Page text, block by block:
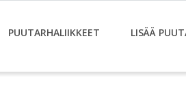
PUUTARHALIIKKEET LISÄÄ